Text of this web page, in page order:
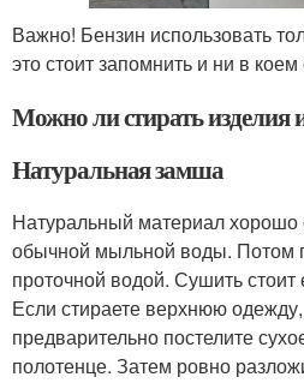
Важно! Бензин использовать
это стоит запомнить и ни в
Можно ли стирать изделия
Натуральная замша
Натуральный материал
обычной мыльной воды. Потом
проточной водой. Сушить
Если стираете верхнюю
предварительно постелите
полотенце. Затем ровно